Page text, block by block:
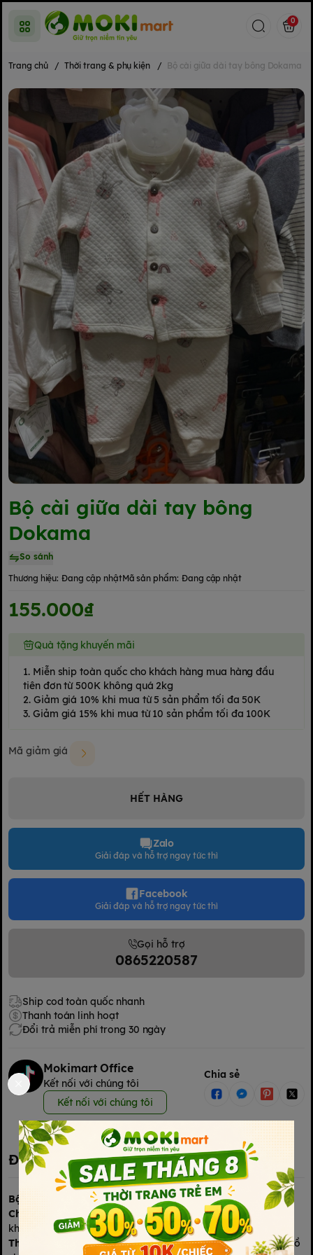
0
Trang chủ / Thời trang & phụ kiện / Bộ cài giữa dài tay bông Dokama
Bộ cài giữa dài tay bông
Dokama
So sánh
Thương hiệu: Đang cập nhậtMã sản phẩm: Đang cập nhật
155.000₫
Quà tặng khuyến mãi
1. Miễn ship toàn quốc cho khách hàng mua hàng đầu
tiên đơn từ 500K không quá 2kg
2. Giảm giá 10% khi mua từ 5 sản phẩm tối đa 50K
3. Giảm giá 15% khi mua từ 10 sản phẩm tối đa 100K
Mã giảm giá
HẾT HÀNG
Zalo
Giải đáp và hỗ trợ ngay tức thì
Facebook
Giải đáp và hỗ trợ ngay tức thì
Gọi hỗ trợ
0865220587
Ship cod toàn quốc nhanh
Thanh toán linh hoạt
Đổi trả miễn phí trong 30 ngày
Mokimart Office
Kết nối với chúng tôi
Kết nối với chúng tôi
Chia sẻ
Đặc điểm nổi bật
Bộ cài giữa dài tay bông Dokama
Chất liệu
: Vải sợi tre tự nhiên (petit), mềm mại, thoáng khí,
kháng khuẩn, an toàn cho làn da nhạy cảm của bé.
Thiết kế
: Áo dài tay, cài giữa tiện lợi, dễ dàng mặc và thay đồ